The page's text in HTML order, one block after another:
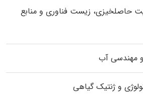
حاصلخیزی، زیست فناوری و منابع
مهندسی آب
و ژنتیک گیاهی